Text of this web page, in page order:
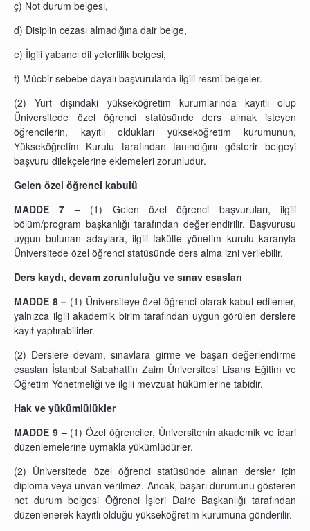
ç) Not durum belgesi,
d) Disiplin cezası almadığına dair belge,
e) İlgili yabancı dil yeterlilik belgesi,
f) Mücbir sebebe dayalı başvurularda ilgili resmi belgeler.
(2) Yurt dışındaki yükseköğretim kurumlarında kayıtlı olup
Üniversitede özel öğrenci statüsünde ders almak isteyen
öğrencilerin, kayıtlı oldukları yükseköğretim kurumunun,
Yükseköğretim Kurulu tarafından tanındığını gösterir belgeyi
başvuru dilekçelerine eklemeleri zorunludur.
Gelen özel öğrenci kabulü
MADDE 7 – (1) Gelen özel öğrenci başvuruları, ilgili
bölüm/program başkanlığı tarafından değerlendirilir. Başvurusu
uygun bulunan adaylara, ilgili fakülte yönetim kurulu kararıyla
Üniversitede özel öğrenci statüsünde ders alma izni verilebilir.
Ders kaydı, devam zorunluluğu ve sınav esasları
MADDE 8 – (1) Üniversiteye özel öğrenci olarak kabul edilenler,
yalnızca ilgili akademik birim tarafından uygun görülen derslere
kayıt yaptırabilirler.
(2) Derslere devam, sınavlara girme ve başarı değerlendirme
esasları İstanbul Sabahattin Zaim Üniversitesi Lisans Eğitim ve
Öğretim Yönetmeliği ve ilgili mevzuat hükümlerine tabidir.
Hak ve yükümlülükler
MADDE 9 – (1) Özel öğrenciler, Üniversitenin akademik ve idari
düzenlemelerine uymakla yükümlüdürler.
(2) Üniversitede özel öğrenci statüsünde alınan dersler için
diploma veya unvan verilmez. Ancak, başarı durumunu gösteren
not durum belgesi Öğrenci İşleri Daire Başkanlığı tarafından
düzenlenerek kayıtlı olduğu yükseköğretim kurumuna gönderilir.